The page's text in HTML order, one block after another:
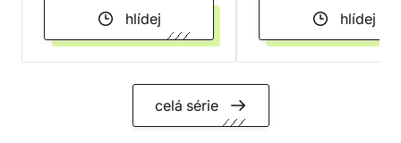
hlídej hlídej
celá série